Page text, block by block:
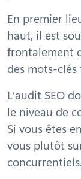
En premier
haut, il est
frontalement
des mots-
L’audit SEO
le niveau de
Si vous êtes
vous plutôt
concurrentiels.